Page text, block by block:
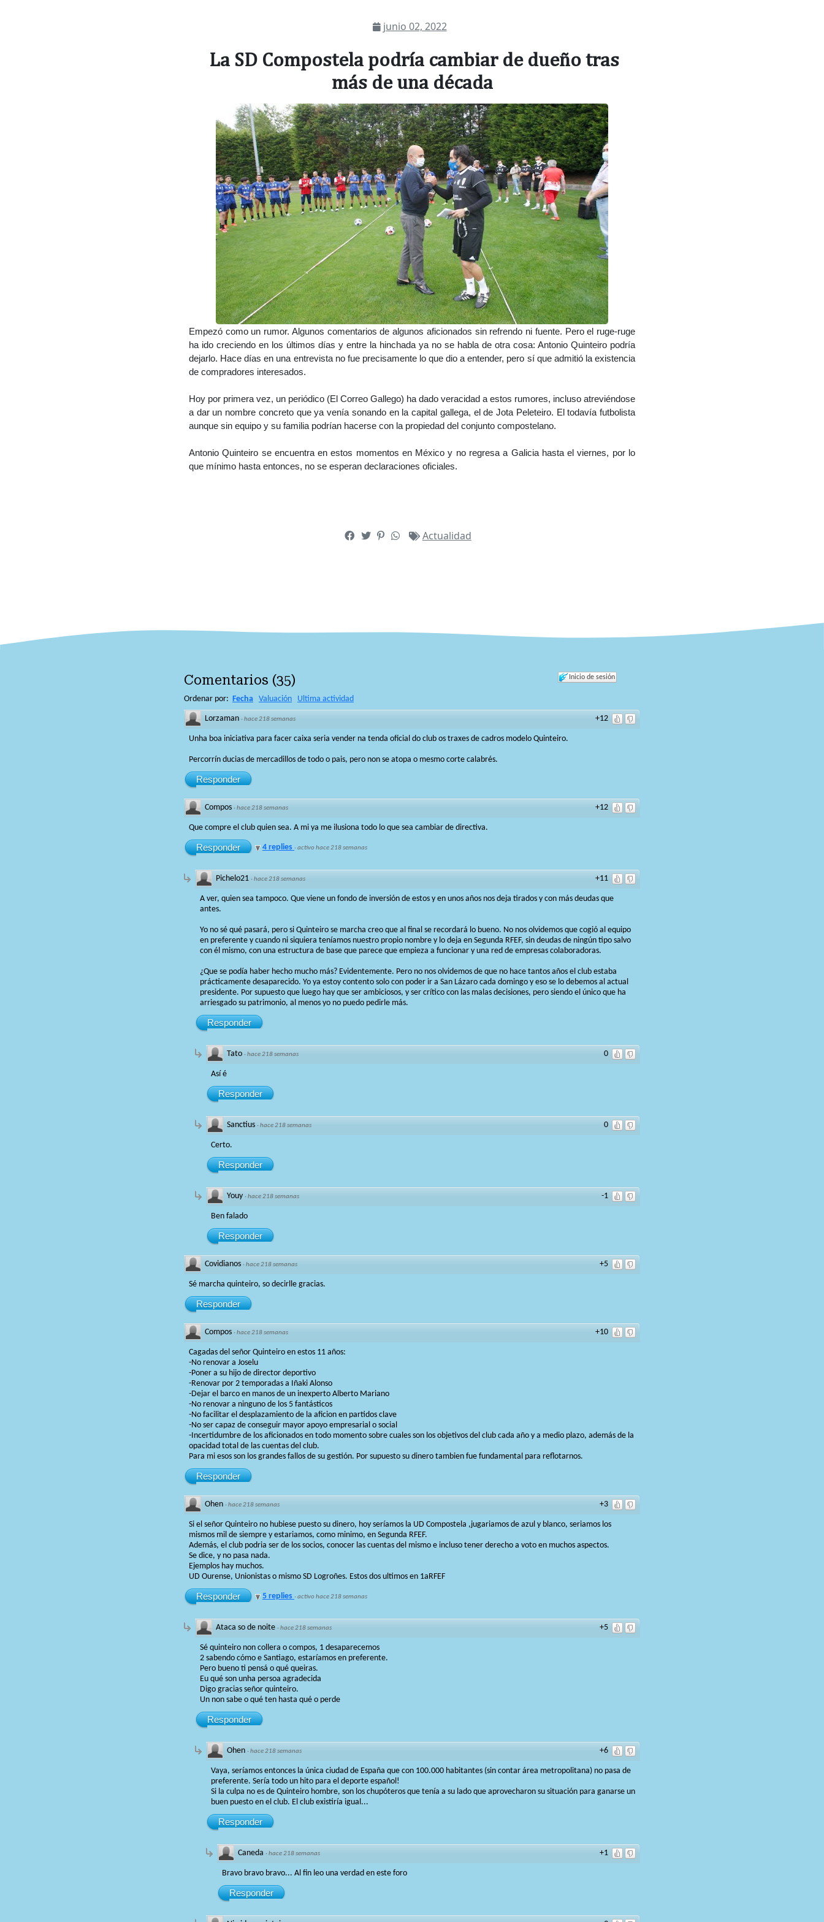
junio 02, 2022
La SD Compostela podría cambiar de dueño tras
más de una década
Empezó como un rumor. Algunos comentarios de algunos aficionados sin refrendo ni fuente. Pero el ruge-ruge
ha ido creciendo en los últimos días y entre la hinchada ya no se habla de otra cosa: Antonio Quinteiro podría
dejarlo. Hace días en una entrevista no fue precisamente lo que dio a entender, pero sí que admitió la existencia
de compradores interesados.
Hoy por primera vez, un periódico (El Correo Gallego) ha dado veracidad a estos rumores, incluso atreviéndose
a dar un nombre concreto que ya venía sonando en la capital gallega, el de Jota Peleteiro. El todavía futbolista
aunque sin equipo y su familia podrían hacerse con la propiedad del conjunto compostelano.
Antonio Quinteiro se encuentra en estos momentos en México y no regresa a Galicia hasta el viernes, por lo
que mínimo hasta entonces, no se esperan declaraciones oficiales.
Actualidad
Inicio de sesión
Comentarios (35)
Ordenar por: Fecha Valuación Ultima actividad
+12
Lorzaman ·hace 218 semanas
Unha boa iniciativa para facer caixa seria vender na tenda oficial do club os traxes de cadros modelo Quinteiro.
Percorrín ducias de mercadillos de todo o pais, pero non se atopa o mesmo corte calabrés.
Responder
+12
Compos ·hace 218 semanas
Que compre el club quien sea. A mi ya me ilusiona todo lo que sea cambiar de directiva.
Responder 4 replies ·activo hace 218 semanas
+11
Pichelo21 ·hace 218 semanas
A ver, quien sea tampoco. Que viene un fondo de inversión de estos y en unos años nos deja tirados y con más deudas que
antes.
Yo no sé qué pasará, pero si Quinteiro se marcha creo que al final se recordará lo bueno. No nos olvidemos que cogió al equipo
en preferente y cuando ni siquiera teníamos nuestro propio nombre y lo deja en Segunda RFEF, sin deudas de ningún tipo salvo
con él mismo, con una estructura de base que parece que empieza a funcionar y una red de empresas colaboradoras.
¿Que se podía haber hecho mucho más? Evidentemente. Pero no nos olvidemos de que no hace tantos años el club estaba
prácticamente desaparecido. Yo ya estoy contento solo con poder ir a San Lázaro cada domingo y eso se lo debemos al actual
presidente. Por supuesto que luego hay que ser ambiciosos, y ser crítico con las malas decisiones, pero siendo el único que ha
arriesgado su patrimonio, al menos yo no puedo pedirle más.
Responder
0
Tato ·hace 218 semanas
Así é
Responder
0
Sanctius ·hace 218 semanas
Certo.
Responder
-1
Youy ·hace 218 semanas
Ben falado
Responder
+5
Covidianos ·hace 218 semanas
Sé marcha quinteiro, so decirlle gracias.
Responder
+10
Compos ·hace 218 semanas
Cagadas del señor Quinteiro en estos 11 años:
-No renovar a Joselu
-Poner a su hijo de director deportivo
-Renovar por 2 temporadas a Iñaki Alonso
-Dejar el barco en manos de un inexperto Alberto Mariano
-No renovar a ninguno de los 5 fantásticos
-No facilitar el desplazamiento de la aficion en partidos clave
-No ser capaz de conseguir mayor apoyo empresarial o social
-Incertidumbre de los aficionados en todo momento sobre cuales son los objetivos del club cada año y a medio plazo, además de la
opacidad total de las cuentas del club.
Para mi esos son los grandes fallos de su gestión. Por supuesto su dinero tambien fue fundamental para reflotarnos.
Responder
+3
Ohen ·hace 218 semanas
Si el señor Quinteiro no hubiese puesto su dinero, hoy seríamos la UD Compostela ,jugariamos de azul y blanco, seriamos los
mismos mil de siempre y estariamos, como minimo, en Segunda RFEF.
Además, el club podria ser de los socios, conocer las cuentas del mismo e incluso tener derecho a voto en muchos aspectos.
Se dice, y no pasa nada.
Ejemplos hay muchos.
UD Ourense, Unionistas o mismo SD Logroñes. Estos dos ultimos en 1aRFEF
Responder 5 replies ·activo hace 218 semanas
+5
Ataca so de noite ·hace 218 semanas
Sé quinteiro non collera o compos, 1 desaparecemos
2 sabendo cómo e Santiago, estaríamos en preferente.
Pero bueno ti pensá o qué queiras.
Eu qué son unha persoa agradecida
Digo gracias señor quinteiro.
Un non sabe o qué ten hasta qué o perde
Responder
+6
Ohen ·hace 218 semanas
Vaya, seríamos entonces la única ciudad de España que con 100.000 habitantes (sin contar área metropolitana) no pasa de
preferente. Sería todo un hito para el deporte español!
Si la culpa no es de Quinteiro hombre, son los chupóteros que tenía a su lado que aprovecharon su situación para ganarse un
buen puesto en el club. El club existiría igual...
Responder
+1
Caneda ·hace 218 semanas
Bravo bravo bravo... Al fin leo una verdad en este foro
Responder